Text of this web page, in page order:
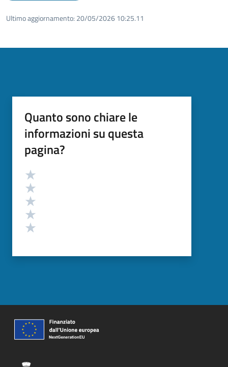
Ultimo aggiornamento: 20/05/2026 10:25.11
Quanto sono chiare le
informazioni su questa
pagina?
Valutazione